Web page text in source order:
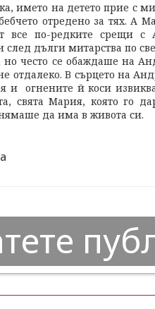
името на детето прие с
отредено за тях. А
все по-редките срещи с
дълги митарства по
но често се обаждаше на
отдалеко. В сърцето на
и огнените й коси
свята Мария, която го
да има в живота си.